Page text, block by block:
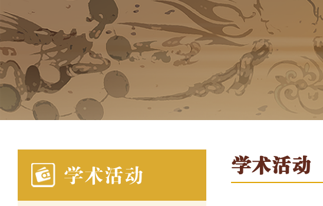
学术活动 学术活动